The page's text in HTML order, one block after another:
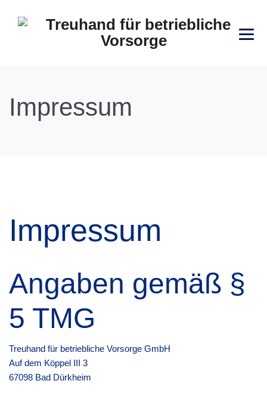
Impressum
Impressum
Angaben gemäß §
5 TMG
Treuhand für betriebliche Vorsorge GmbH
Auf dem Köppel III 3
67098 Bad Dürkheim